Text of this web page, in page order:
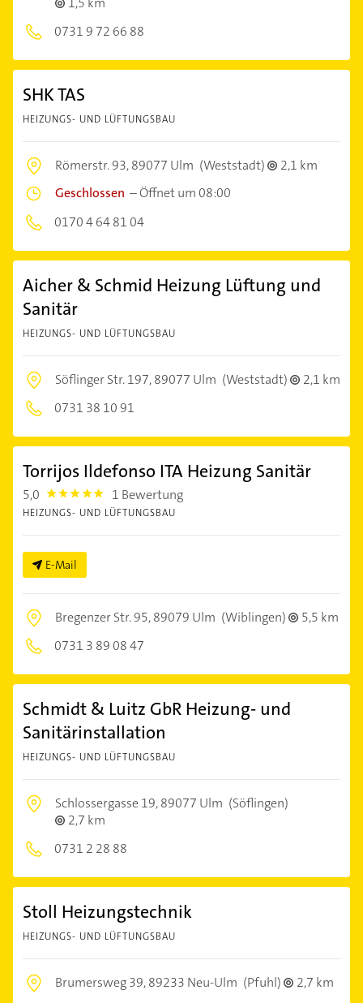
0731 9 72 66 88
SHK TAS
HEIZUNGS- UND LÜFTUNGSBAU
Römerstr. 93,89077 Ulm (Weststadt)
2,1 km
Geschlossen –Öffnet um 08:00
0170 4 64 81 04
Aicher & Schmid Heizung Lüftung und
Sanitär
HEIZUNGS- UND LÜFTUNGSBAU
Söflinger Str. 197,89077 Ulm (Weststadt)
2,1 km
0731 38 10 91
Torrijos Ildefonso ITA Heizung Sanitär
5,0 5.0 1 Bewertung
HEIZUNGS- UND LÜFTUNGSBAU
E-Mail
Bregenzer Str. 95,89079 Ulm (Wiblingen)
5,5 km
0731 3 89 08 47
Schmidt & Luitz GbR Heizung- und
Sanitärinstallation
HEIZUNGS- UND LÜFTUNGSBAU
Schlossergasse 19,89077 Ulm (Söflingen)
2,7 km
0731 2 28 88
Stoll Heizungstechnik
HEIZUNGS- UND LÜFTUNGSBAU
Brumersweg 39,89233 Neu-Ulm (Pfuhl)
2,7 km